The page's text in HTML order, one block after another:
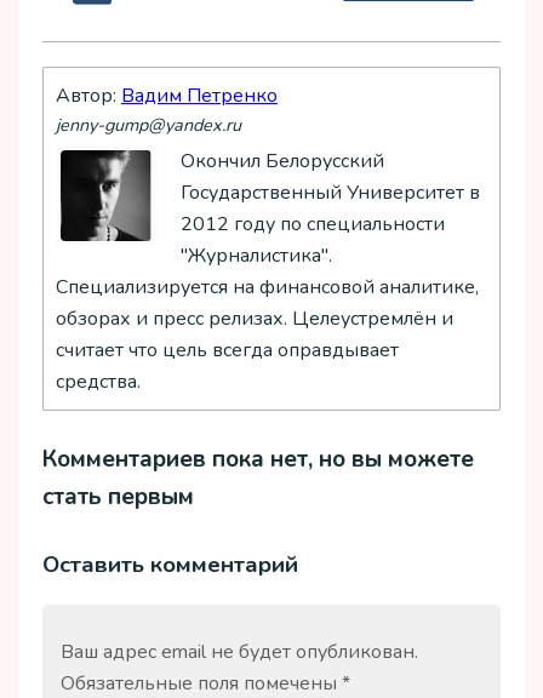
Автор: Вадим Петренко
jenny-gump@yandex.ru
Окончил Белорусский
Государственный Университет в
2012 году по специальности
"Журналистика".
Специализируется на финансовой аналитике,
обзорах и пресс релизах. Целеустремлён и
считает что цель всегда оправдывает
средства.
Комментариев пока нет, но вы можете
стать первым
Оставить комментарий
Ваш адрес email не будет опубликован.
Обязательные поля помечены *